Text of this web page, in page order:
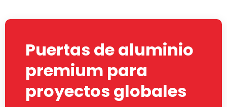
Puertas de aluminio
premium para
proyectos globales